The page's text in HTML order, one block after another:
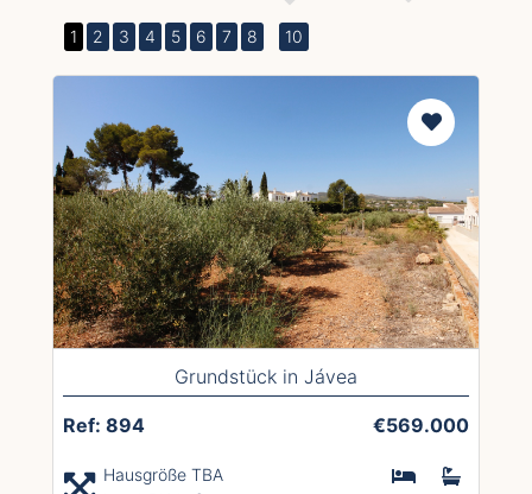
1 2 3 4 5 6 7 8 10
Grundstück in Jávea
Ref: 894 €569.000
Hausgröße TBA